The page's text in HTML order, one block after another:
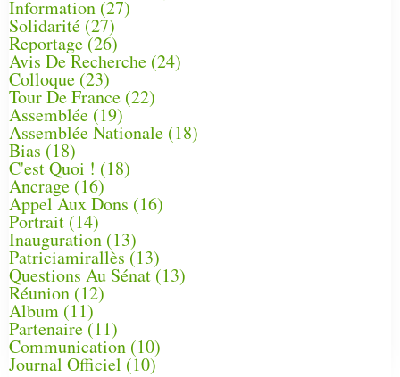
Information (27)
Solidarité (27)
Reportage(26)
Avis De Recherche (24)
Colloque (23)
Tour De France (22)
Assemblée (19)
Assemblée Nationale (18)
Bias (18)
C'est Quoi ! (18)
Ancrage (16)
Appel Aux Dons (16)
Portrait (14)
Inauguration (13)
Patriciamirallès (13)
Questions Au Sénat(13)
Réunion (12)
Album (11)
Partenaire(11)
Communication (10)
Journal Officiel (10)